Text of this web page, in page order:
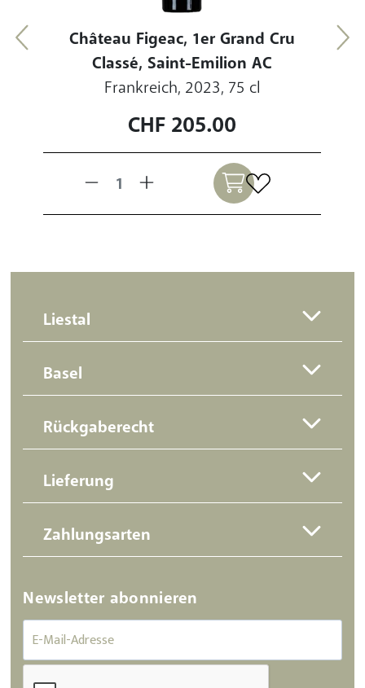
Château Figeac, 1er Grand Cru
Classé, Saint-Emilion AC
Frankreich, 2023, 75 cl
CHF 205.00
Liestal
Basel
Rückgaberecht
Lieferung
Zahlungsarten
Newsletter abonnieren